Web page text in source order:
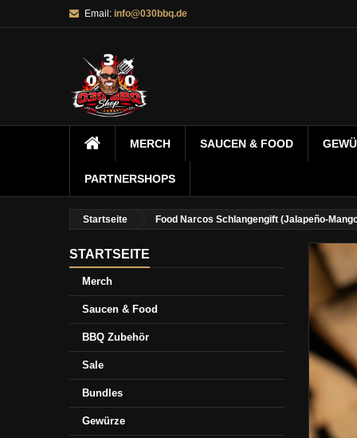
Email: info@030bbq.de
MERCH SAUCEN & FOOD
PARTNERSHOPS
Startseite Food Narcos Schlangengift (Jalapeño-
STARTSEITE
Merch
Saucen & Food
BBQ Zubehör
Sale
Bundles
Gewürze